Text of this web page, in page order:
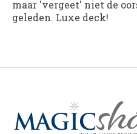
maar 'vergeet' niet de
geleden. Luxe deck!